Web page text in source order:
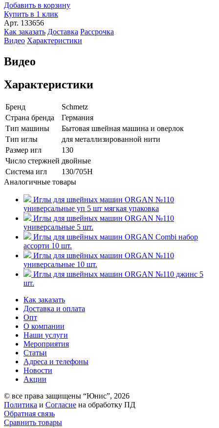
Добавить в корзину
Купить в 1 клик
Арт. 133656
Как заказать Доставка Рассрочка
Видео Характеристики
Видео
Характеристики
Бренд
Schmetz
Страна бренда
Германия
Тип машины
Бытовая швейная машина и оверлок
Тип иглы
для металлизированной нити
Размер игл
130
Число стержней двойные
Система игл
130/705H
Аналогичные товары
Иглы для швейных машин ORGAN №110
универсальные уп 5 шт мягкая упаковка
Иглы для швейных машин ORGAN №110
универсальные 5 шт.
Иглы для швейных машин ORGAN Combi набор
ассорти 10 шт.
Иглы для швейных машин ORGAN №110
универсальные 10 шт.
Иглы для швейных машин ORGAN №110 джинс 5
шт.
Как заказать
Доставка и оплата
Опт
О компании
Наши услуги
Мероприятия
Статьи
Адреса и телефоны
Новости
Акции
© все права защищены “Юнис”, 2026
Политика и Cогласие на обработку ПД
Обратная связь
Сравнить товары